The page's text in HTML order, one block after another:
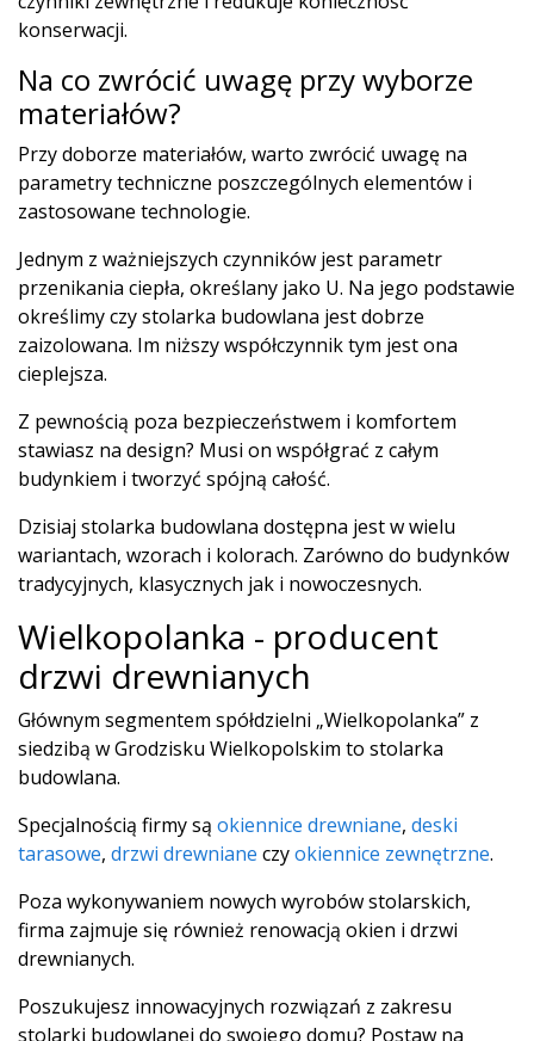
konserwacji.
Na co zwrócić uwagę przy wyborze
materiałów?
Przy doborze materiałów, warto zwrócić uwagę na
parametry techniczne poszczególnych elementów i
zastosowane technologie.
Jednym z ważniejszych czynników jest parametr
przenikania ciepła, określany jako U. Na jego podstawie
określimy czy stolarka budowlana jest dobrze
zaizolowana. Im niższy współczynnik tym jest ona
cieplejsza.
Z pewnością poza bezpieczeństwem i komfortem
stawiasz na design? Musi on współgrać z całym
budynkiem i tworzyć spójną całość.
Dzisiaj stolarka budowlana dostępna jest w wielu
wariantach, wzorach i kolorach. Zarówno do budynków
tradycyjnych, klasycznych jak i nowoczesnych.
Wielkopolanka - producent
drzwi drewnianych
Głównym segmentem spółdzielni „Wielkopolanka” z
siedzibą w Grodzisku Wielkopolskim to stolarka
budowlana.
Specjalnością firmy są okiennice drewniane, deski
tarasowe, drzwi drewniane czyokiennice zewnętrzne.
Poza wykonywaniem nowych wyrobów stolarskich,
firma zajmuje się również renowacją okien i drzwi
drewnianych.
Poszukujesz innowacyjnych rozwiązań z zakresu
stolarki budowlanej do swojego domu? Postaw na